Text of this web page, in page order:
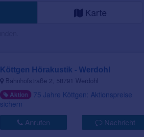
Karte
Köttgen Hörakustik - Werdohl
Bahnhofstraße 2, 58791 Werdohl
Aktion 75 Jahre Köttgen: Aktionspreise
sichern
Anrufen Nachricht